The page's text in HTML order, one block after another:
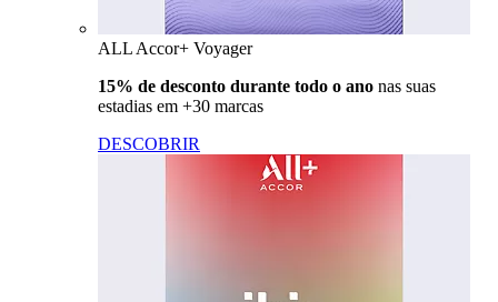
ALL Accor+ Voyager
15% de desconto durante todo o ano nas suas
estadias em +30 marcas
DESCOBRIR